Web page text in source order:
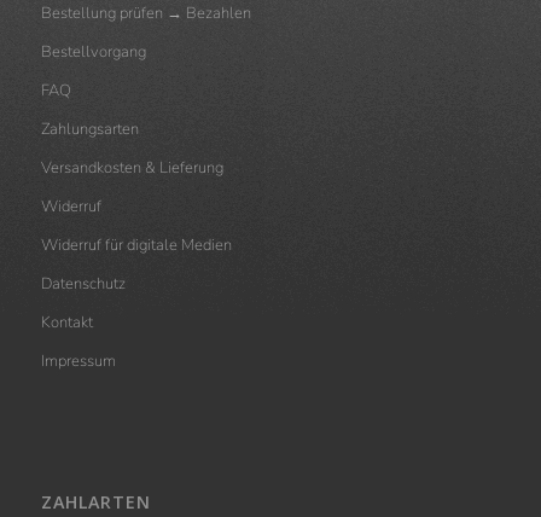
Bestellung prüfen → Bezahlen
Bestellvorgang
FAQ
Zahlungsarten
Versandkosten & Lieferung
Widerruf
Widerruf für digitale Medien
Datenschutz
Kontakt
Impressum
ZAHLARTEN